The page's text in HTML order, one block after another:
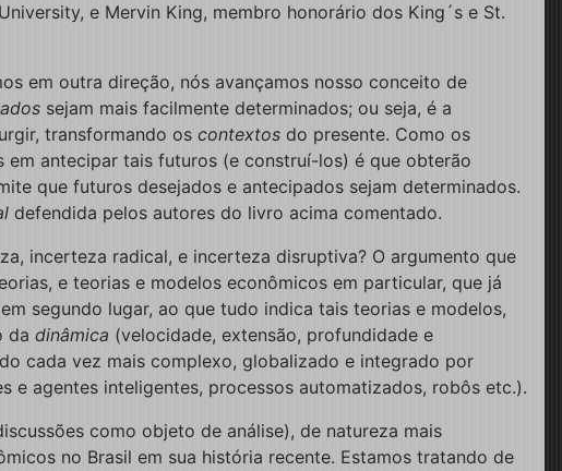
e Mervin King, membro honorário dos King´s e St.
em outra direção, nós avançamos nosso conceito de
sejam mais facilmente determinados; ou seja, é a
transformando os contextos do presente. Como os
em antecipar tais futuros (e construí-los) é que obterão
que futuros desejados e antecipados sejam determinados.
defendida pelos autores do livro acima comentado.
incerteza radical, e incerteza disruptiva? O argumento que
e teorias e modelos econômicos em particular, que já
segundo lugar, ao que tudo indica tais teorias e modelos,
da dinâmica (velocidade, extensão, profundidade e
cada vez mais complexo, globalizado e integrado por
e agentes inteligentes, processos automatizados, robôs etc.).
como objeto de análise), de natureza mais
no Brasil em sua história recente. Estamos tratando de